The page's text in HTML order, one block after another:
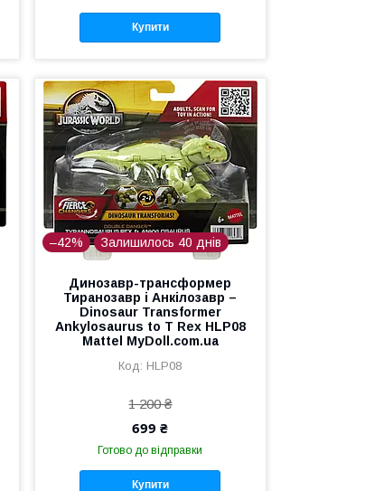
Купити
–42% Залишилось 40 днів
Динозавр-трансформер
Тиранозавр і Анкілозавр –
Dinosaur Transformer
Ankylosaurus to T Rex HLP08
Mattel MyDoll.com.ua
HLP08
1 200 ₴
699 ₴
Готово до відправки
Купити